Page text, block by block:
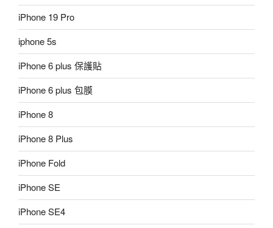
iPhone 19 Pro
iphone 5s
iPhone 6 plus 保護貼
iPhone 6 plus 包膜
iPhone 8
iPhone 8 Plus
iPhone Fold
iPhone SE
iPhone SE4